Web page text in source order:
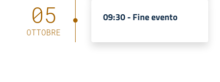
05
OTTOBRE
09:30 -Fine evento